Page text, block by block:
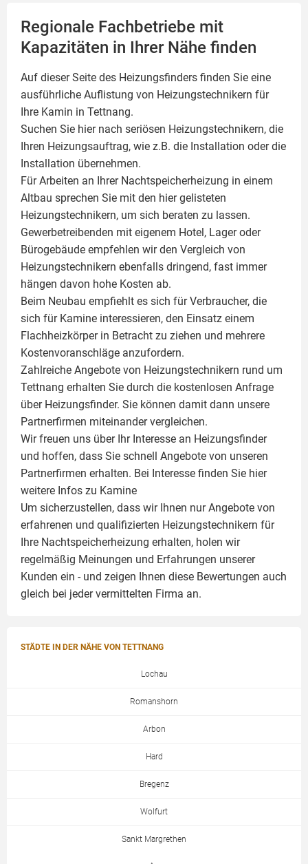
Regionale Fachbetriebe mit
Kapazitäten in Ihrer Nähe finden
Auf dieser Seite des Heizungsfinders finden Sie eine
ausführliche Auflistung von Heizungstechnikern für
Ihre Kamin in Tettnang.
Suchen Sie hier nach seriösen Heizungstechnikern, die
Ihren Heizungsauftrag, wie z.B. die Installation oder die
Installation übernehmen.
Für Arbeiten an Ihrer Nachtspeicherheizung in einem
Altbau sprechen Sie mit den hier gelisteten
Heizungstechnikern, um sich beraten zu lassen.
Gewerbetreibenden mit eigenem Hotel, Lager oder
Bürogebäude empfehlen wir den Vergleich von
Heizungstechnikern ebenfalls dringend, fast immer
hängen davon hohe Kosten ab.
Beim Neubau empfiehlt es sich für Verbraucher, die
sich für Kamine interessieren, den Einsatz einem
Flachheizkörperin Betracht zu ziehen und mehrere
Kostenvoranschläge anzufordern.
Zahlreiche Angebote von Heizungstechnikern rund um
Tettnang erhalten Sie durch die kostenlosen Anfrage
über Heizungsfinder. Sie können damit dann unsere
Partnerfirmen miteinander vergleichen.
Wir freuen uns über Ihr Interesse an Heizungsfinder
und hoffen, dass Sie schnell Angebote von unseren
Partnerfirmen erhalten. Bei Interesse finden Sie hier
weitere Infos zu Kamine
Um sicherzustellen, dass wir Ihnen nur Angebote von
erfahrenen und qualifizierten Heizungstechnikern für
Ihre Nachtspeicherheizung erhalten, holen wir
regelmäßig Meinungen und Erfahrungen unserer
Kunden ein - und zeigen Ihnen diese Bewertungen auch
gleich bei jeder vermittelten Firma an.
STÄDTE IN DER NÄHE VON TETTNANG
Lochau
Romanshorn
Arbon
Hard
Bregenz
Wolfurt
Sankt Margrethen